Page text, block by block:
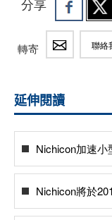
分享
轉寄 聯絡
延伸閱讀
Nichicon加速小
Nichicon將於